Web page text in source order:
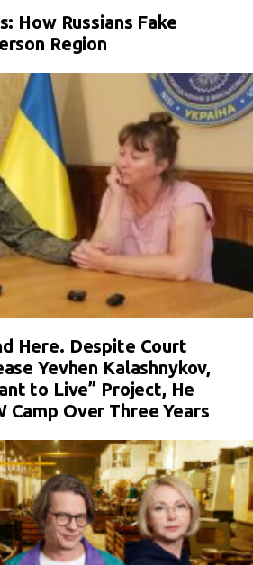
How Russians Fake
Region
Here. Despite Court
Yevhen Kalashnykov,
to Live” Project, He
Camp Over Three Years